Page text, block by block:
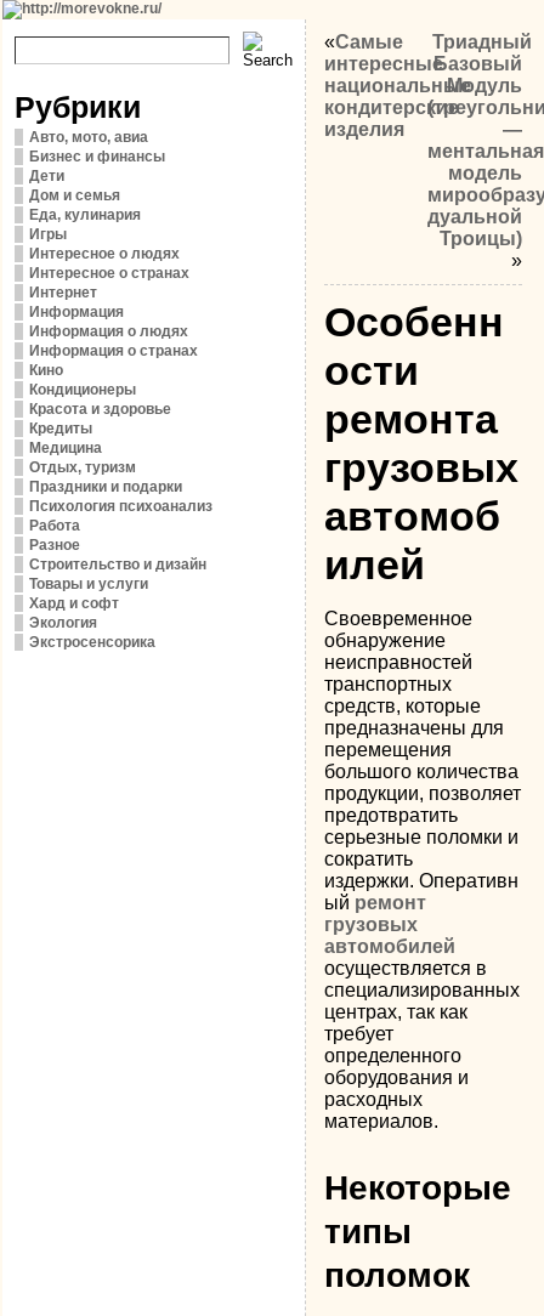
Рубрики
Авто, мото, авиа
Бизнес и финансы
Дети
Дом и семья
Еда, кулинария
Игры
Интересное о людях
Интересное о странах
Интернет
Информация
Информация о людях
Информация о странах
Кино
Кондиционеры
Красота и здоровье
Кредиты
Медицина
Отдых, туризм
Праздники и подарки
Психология психоанализ
Работа
Разное
Строительство и дизайн
Товары и услуги
Хард и софт
Экология
Экстросенсорика
«Самые
интересные
национальные
кондитерские
изделия
Триадный
Базовый
Модуль
—
ментальная
модель
дуальной
Троицы)
»
Особенн
ости
ремонта
грузовых
автомоб
илей
Своевременное
обнаружение
неисправностей
транспортных
средств, которые
предназначены для
перемещения
большого количества
продукции, позволяет
предотвратить
серьезные поломки и
сократить
издержки.Оперативн
ый ремонт
грузовых
автомобилей
осуществляется в
специализированных
центрах, так как
требует
определенного
оборудования и
расходных
материалов.
Некоторые
типы
поломок